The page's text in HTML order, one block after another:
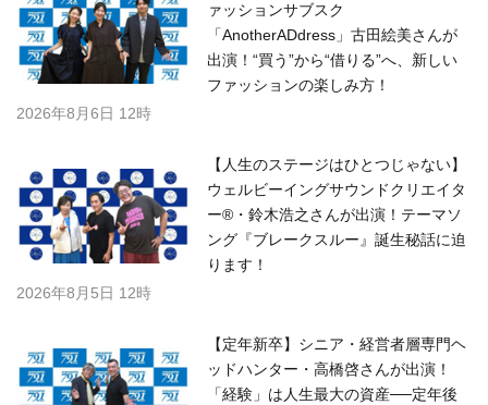
ァッションサブスク
「AnotherADdress」古田絵美さんが
出演！“買う”から“借りる”へ、新しい
ファッションの楽しみ方！
2026年8月6日 12時
【人生のステージはひとつじゃない】
ウェルビーイングサウンドクリエイタ
ー®・鈴木浩之さんが出演！テーマソ
ング『ブレークスルー』誕生秘話に迫
ります！
2026年8月5日 12時
【定年新卒】シニア・経営者層専門ヘ
ッドハンター・高橋啓さんが出演！
「経験」は人生最大の資産──定年後